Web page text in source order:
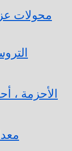
محولات
الأحزمة ،